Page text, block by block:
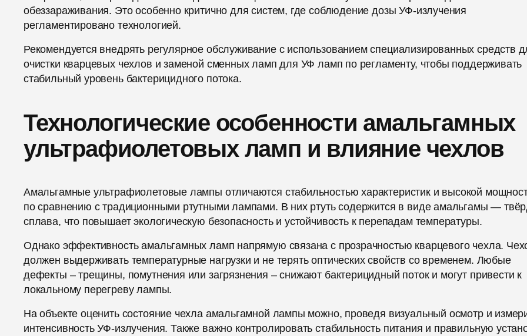
обеззараживания. Это особенно критично для систем, где соблюдение дозы УФ-излучения
регламентировано технологией.
Рекомендуется внедрять регулярное обслуживание с использованием специализированных средств
очистки кварцевых чехлов и заменой сменных ламп для УФ ламп по регламенту, чтобы поддерживать
стабильный уровень бактерицидного потока.
Технологические особенности амальгамных
ультрафиолетовых ламп и влияние чехлов
Амальгамные ультрафиолетовые лампы отличаются стабильностью характеристик и высокой
по сравнению с традиционными ртутными лампами. В них ртуть содержится в виде амальгамы —
сплава, что повышает экологическую безопасность и устойчивость к перепадам температуры.
Однако эффективность амальгамных ламп напрямую связана с прозрачностью кварцевого чехла.
должен выдерживать температурные нагрузки и не терять оптических свойств со временем. Любые
дефекты – трещины, помутнения или загрязнения – снижают бактерицидный поток и могут привести к
локальному перегреву лампы.
На объекте оценить состояние чехла амальгамной лампы можно, проведя визуальный осмотр и
интенсивность УФ-излучения. Также важно контролировать стабильность питания и правильную